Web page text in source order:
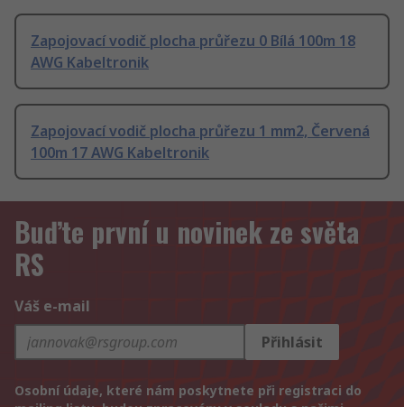
Zapojovací vodič plocha průřezu 0 Bílá 100m 18
AWG Kabeltronik
Zapojovací vodič plocha průřezu 1 mm2, Červená
100m 17 AWG Kabeltronik
Buďte první u novinek ze světa
RS
Váš e-mail
Přihlásit
Osobní údaje, které nám poskytnete při registraci do